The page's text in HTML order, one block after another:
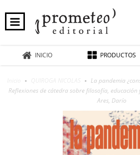
INICIO PRODUCTOS
- - La pandemia
Reflexiones de cátedra sobre filosofía,
Ares, Darío